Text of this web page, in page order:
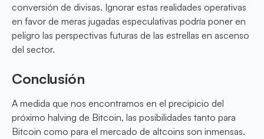
conversión de divisas. Ignorar estas realidades operativas
en favor de meras jugadas especulativas podría poner en
peligro las perspectivas futuras de las estrellas en ascenso
del sector.
Conclusión
A medida que nos encontramos en el precipicio del
próximo halving de Bitcoin, las posibilidades tanto para
Bitcoin como para el mercado de altcoins son inmensas.